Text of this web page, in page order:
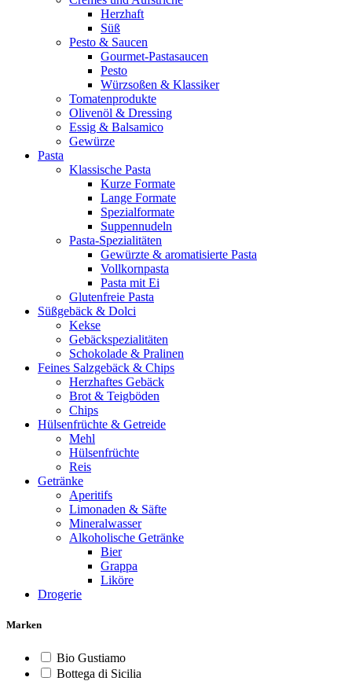
Herzhaft
Süß
Pesto & Saucen
Gourmet-Pastasaucen
Pesto
Würzsoßen & Klassiker
Tomatenprodukte
Olivenöl & Dressing
Essig & Balsamico
Gewürze
Pasta
Klassische Pasta
Kurze Formate
Lange Formate
Spezialformate
Suppennudeln
Pasta-Spezialitäten
Gewürzte & aromatisierte Pasta
Vollkornpasta
Pasta mit Ei
Glutenfreie Pasta
Süßgebäck & Dolci
Kekse
Gebäckspezialitäten
Schokolade & Pralinen
Feines Salzgebäck & Chips
Herzhaftes Gebäck
Brot & Teigböden
Chips
Hülsenfrüchte & Getreide
Mehl
Hülsenfrüchte
Reis
Getränke
Aperitifs
Limonaden & Säfte
Mineralwasser
Alkoholische Getränke
Bier
Grappa
Liköre
Drogerie
Marken
Bio Gustiamo
Bottega di Sicilia